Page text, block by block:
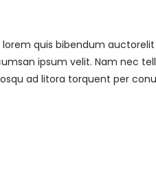
quis bibendum
ipsum velit. Nam nec
ad litora torquent per